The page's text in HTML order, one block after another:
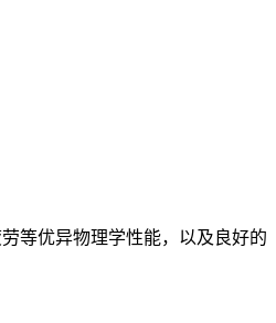
等优异物理学性能，以及良好的